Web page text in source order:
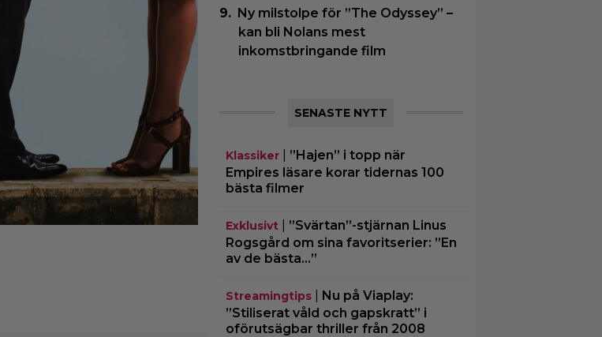
Ny milstolpe för ”The Odyssey” –
kan bli Nolans mest
inkomstbringande film
SENASTE NYTT
Klassiker| ”Hajen” i topp när
Empires läsare korar tidernas 100
bästa filmer
Exklusivt| ”Svärtan”-stjärnan Linus
Rogsgård om sina favoritserier: ”En
av de bästa…”
Streamingtips| Nu på Viaplay:
”Stiliserat våld och gapskratt” i
oförutsägbar thriller från 2008